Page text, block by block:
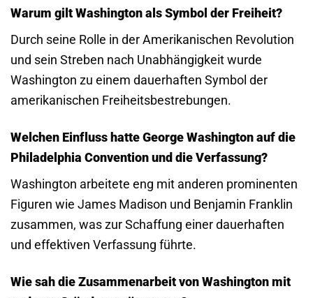
Warum gilt Washington als Symbol der Freiheit?
Durch seine Rolle in der Amerikanischen Revolution
und sein Streben nach Unabhängigkeit wurde
Washington zu einem dauerhaften Symbol der
amerikanischen Freiheitsbestrebungen.
Welchen Einfluss hatte George Washington auf die
Philadelphia Convention und die Verfassung?
Washington arbeitete eng mit anderen prominenten
Figuren wie James Madison und Benjamin Franklin
zusammen, was zur Schaffung einer dauerhaften
und effektiven Verfassung führte.
Wie sah die Zusammenarbeit von Washington mit